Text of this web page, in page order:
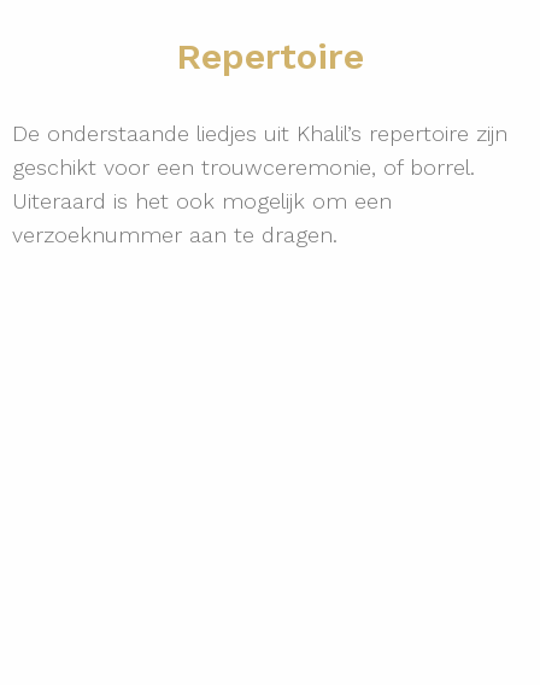
Repertoire
De onderstaande liedjes uit Khalil’s repertoire zijn
geschikt voor een trouwceremonie, of borrel.
Uiteraard is het ook mogelijk om een
verzoeknummer aan te dragen.